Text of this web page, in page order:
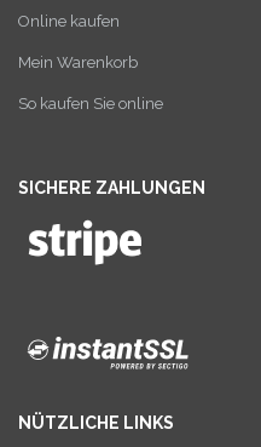
Online kaufen
Mein Warenkorb
So kaufen Sie online
SICHERE ZAHLUNGEN
NÜTZLICHE LINKS